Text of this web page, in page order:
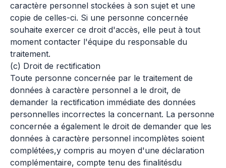
caractère personnel stockées à son sujet et une
copie de celles-ci. Si une personne concernée
souhaite exercer ce droit d'accès, elle peut à tout
moment contacter l'équipe du responsable du
traitement.
(c) Droit de rectification
Toute personne concernée par le traitement de
données à caractère personnel a le droit, de
demander la rectification immédiate des données
personnelles incorrectes la concernant. La personne
concernée a également le droit de demander que les
données à caractère personnel incomplètes soient
complétées,y compris au moyen d'une déclaration
complémentaire, compte tenu des finalitésdu